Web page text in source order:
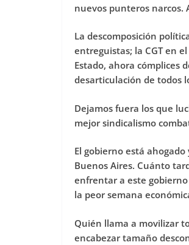
nuevos punteros narcos.
La descomposición
entreguistas; la CGT en
Estado, ahora cómplices
desarticulación de todos
Dejamos fuera los que
mejor sindicalismo
El gobierno está
Buenos Aires. Cuánto
enfrentar a este
la peor semana
Quién llama a movilizar
encabezar tamaño